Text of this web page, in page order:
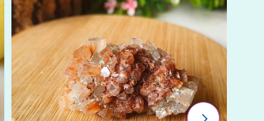
ADICIONAR
FAVORITOS
PRÓXIMO